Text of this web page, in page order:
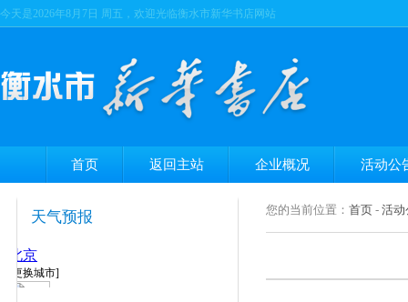
今天是2026年8月7日 周五，欢迎光临衡水市新华书店网站
首页 返回主站 企业概况 活动公
您的当前位置： 首页 - 活动
天气预报